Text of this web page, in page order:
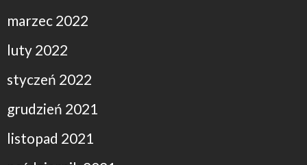
marzec 2022
luty 2022
styczeń 2022
grudzień 2021
listopad 2021